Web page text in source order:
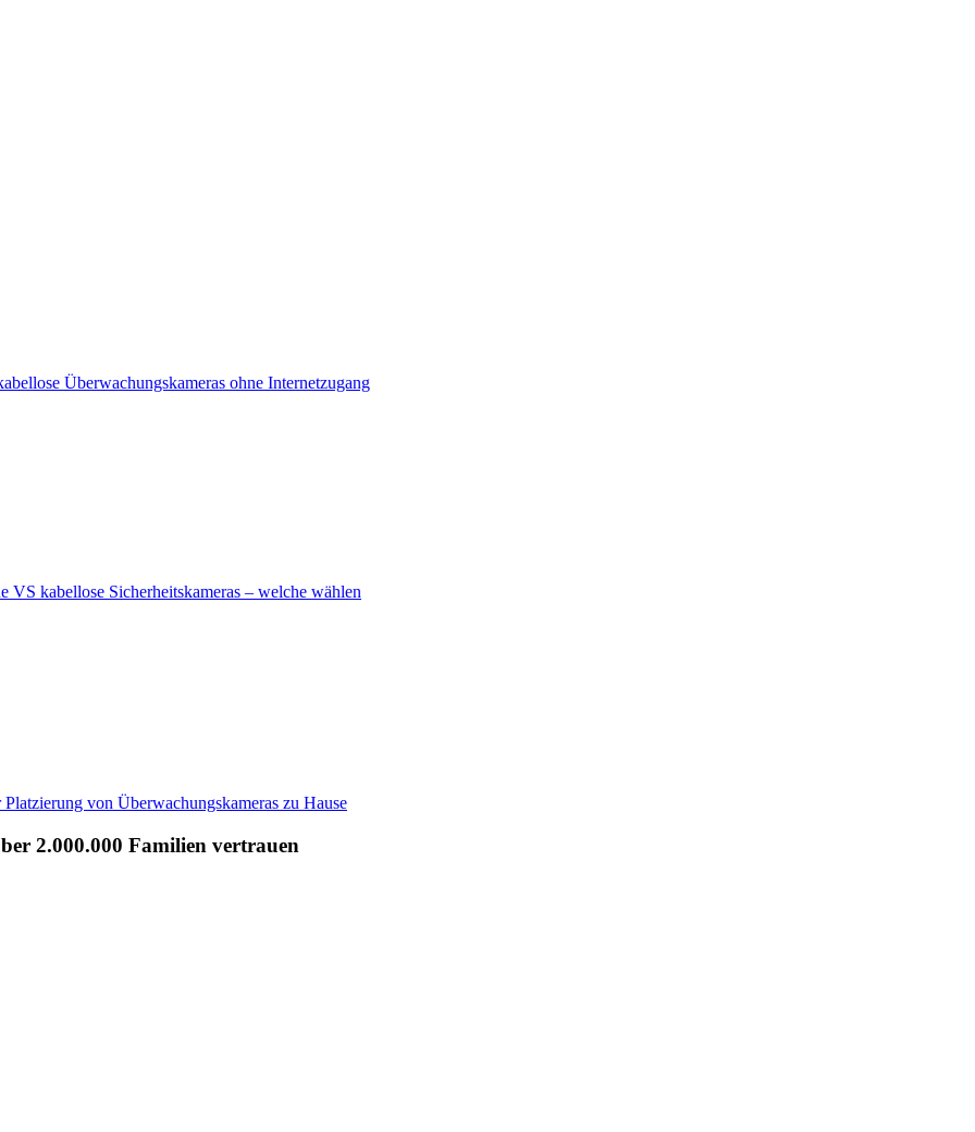
Überwachungskameras ohne Internetzugang
VS kabellose Sicherheitskameras – welche wählen
von Überwachungskameras zu Hause
2.000.000 Familien vertrauen